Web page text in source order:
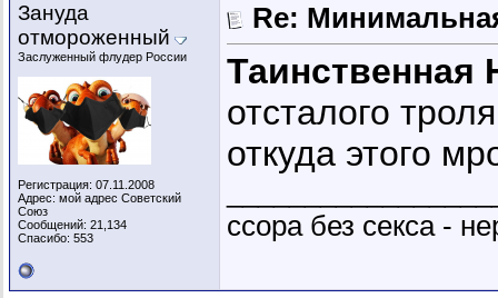
Зануда
отмороженный
Заслуженный флудер России
Регистрация: 07.11.2008
Адрес: мой адрес Советский
Союз
Сообщений: 21,134
Спасибо: 553
Re:
Таинственная
отсталого
откуда этого
ссора без секса -